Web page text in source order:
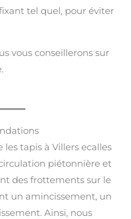
tel quel, pour éviter
vous conseillerons sur
les tapis à Villers ecalles
piétonnière et
des frottements sur le
un amincissement, un
Ainsi, nous